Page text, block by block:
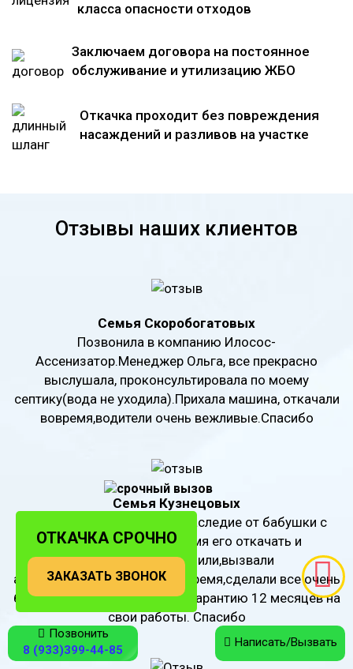
класса опасности отходов
Заключаем договора на постоянное
обслуживание и утилизацию ЖБО
Откачка проходит без повреждения
насаждений и разливов на участке
Отзывы наших клиентов
Семья Скоробогатовых
Позвонила в компанию Илосос-
Ассенизатор.Менеджер Ольга, все прекрасно
выслушала, проконсультировала по моему
септику(вода не уходила).Прихала машина, откачали
вовремя,водители очень вежливые.Спасибо
Семья Кузнецовых
Дачный садовый туалет, наследие от бабушки с
дедушкой.Пришло время его откачать и
прочистить.Позвонили,вызвали
ассенизаторов.Приехали вовремя,сделали все очень
быстро и качественно.Дали гарантию 12 месяцев на
свои работы. Спасибо
ОТКАЧКА СРОЧНО
ЗАКАЗАТЬ ЗВОНОК
Позвонить
8 (933)399-44-85
Написать/Вызвать